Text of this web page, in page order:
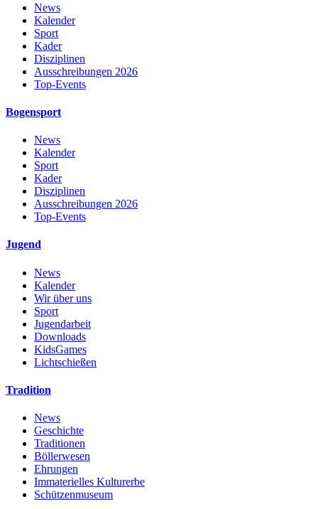
News
Kalender
Sport
Kader
Disziplinen
Ausschreibungen 2026
Top-Events
Bogensport
News
Kalender
Sport
Kader
Disziplinen
Ausschreibungen 2026
Top-Events
Jugend
News
Kalender
Wir über uns
Sport
Jugendarbeit
Downloads
KidsGames
Lichtschießen
Tradition
News
Geschichte
Traditionen
Böllerwesen
Ehrungen
Immaterielles Kulturerbe
Schützenmuseum